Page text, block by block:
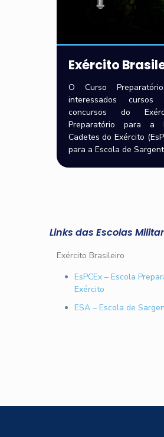
Exército
O Curso
interessados
concursos do
Preparatório para a
Cadetes do Exército
para a Escola de
Links das Escolas
Exército Brasileiro
EsPCEx – Escola
Exército
ESA – Escola de